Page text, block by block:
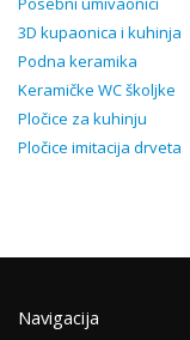
3D kupaonica i kuhinja
Podna keramika
Keramičke WC školjke
Pločice za kuhinju
Pločice imitacija drveta
Navigacija